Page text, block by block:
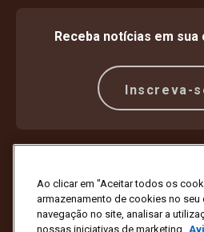
Receba notícias em sua
Inscreva-
Configurações de
Copyright © 1994 - 2026 United Parcel
Ao clicar em "Aceitar todos os
armazenamento de cookies no
navegação no site, analisar a
nossas iniciativas de marketing.